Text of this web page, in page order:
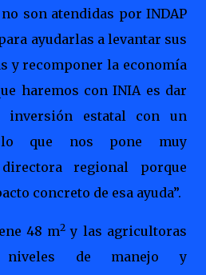
son atendidas por INDAP
ayudarlas a levantar sus
y recomponer la economía
haremos con INIA es dar
inversión estatal con un
lo que nos pone muy
regional porque
concreto de esa ayuda”.
48 m2 y las agricultoras
niveles de manejo y